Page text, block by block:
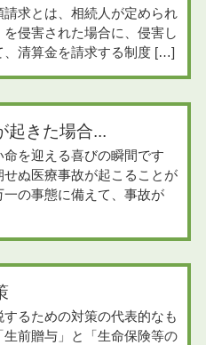
請求とは、相続人が定められ
を侵害された場合に、侵害し
、清算金を請求する制度 […]
起きた場合...
命を迎える喜びの瞬間です
せぬ医療事故が起こることが
一の事態に備えて、事故が
るための対策の代表的なも
生前贈与」と「生命保険等の